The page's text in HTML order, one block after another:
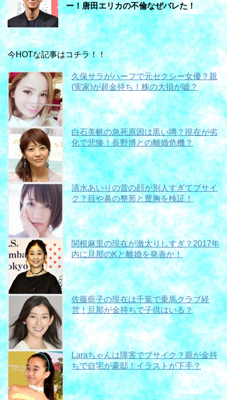
ー！唐田エリカの不倫なぜバレた！
今HOTな記事はコチラ！！
久保サラがハーフで元セクシー女優？親
(実家)が超金持ち！株の大損が嘘？
白石美帆の急死原因は黒い噂？現在が劣
化で悲惨！長野博との離婚危機？
清水あいりの昔の顔が別人すぎてブサイ
ク？目や鼻の整形と豊胸を検証！
関根麻里の現在が激太りしすぎ？2017年
内に旦那のKと離婚を発表か！
佐藤藍子の現在は千葉で乗馬クラブ経
営！旦那が金持ちで子供はいる？
Laraちゃんは障害でブサイク？親が金持
ちで自宅が豪邸！イラストが下手？